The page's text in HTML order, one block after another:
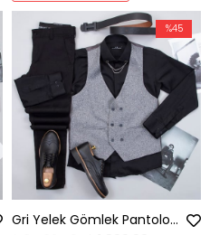
Gri Yelek Gömlek Pantolon Ayakkabı Kombin
%45